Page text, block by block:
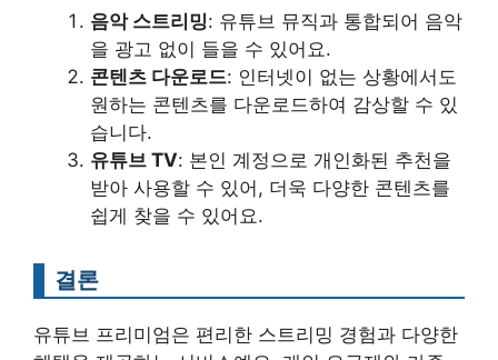
음악 스트리밍: 유튜브 뮤직과 통합되어 음악
을 광고 없이 들을 수 있어요.
콘텐츠 다운로드: 인터넷이 없는 상황에서도
원하는 콘텐츠를 다운로드하여 감상할 수 있
습니다.
유튜브 TV: 본인 계정으로 개인화된 추천을
받아 사용할 수 있어, 더욱 다양한 콘텐츠를
쉽게 찾을 수 있어요.
결론
유튜브 프리미엄은 편리한 스트리밍 경험과 다양한